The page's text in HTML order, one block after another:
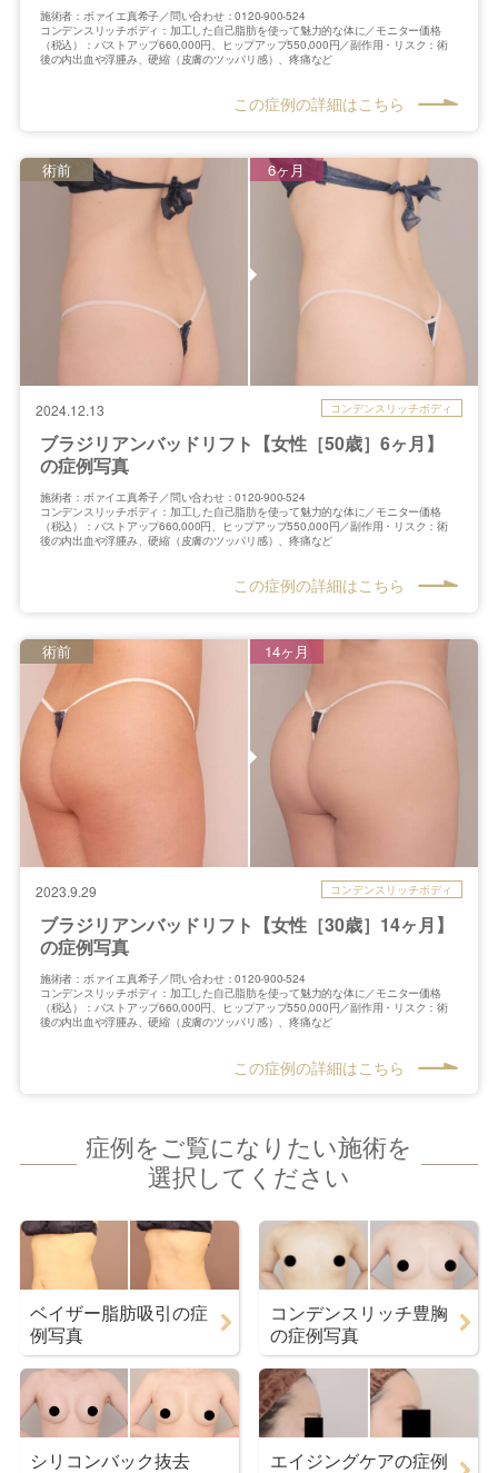
施術者：ボァイエ真希子／問い合わせ：0120-900-524
コンデンスリッチボディ：加工した自己脂肪を使って魅力的な体に／モニター価格
（税込）：バストアップ660,000円、ヒップアップ550,000円／副作用・リスク：術
後の内出血や浮腫み、硬縮（皮膚のツッパリ感）、疼痛など
この症例の詳細はこちら
2024.12.13 コンデンスリッチボディ
ブラジリアンバッドリフト【女性［50歳］6ヶ月】
の症例写真
術前 6ヶ月
施術者：ボァイエ真希子／問い合わせ：0120-900-524
コンデンスリッチボディ：加工した自己脂肪を使って魅力的な体に／モニター価格
（税込）：バストアップ660,000円、ヒップアップ550,000円／副作用・リスク：術
後の内出血や浮腫み、硬縮（皮膚のツッパリ感）、疼痛など
この症例の詳細はこちら
2023.9.29 コンデンスリッチボディ
ブラジリアンバッドリフト【女性［30歳］14ヶ月】
の症例写真
術前 14ヶ月
施術者：ボァイエ真希子／問い合わせ：0120-900-524
コンデンスリッチボディ：加工した自己脂肪を使って魅力的な体に／モニター価格
（税込）：バストアップ660,000円、ヒップアップ550,000円／副作用・リスク：術
後の内出血や浮腫み、硬縮（皮膚のツッパリ感）、疼痛など
この症例の詳細はこちら
症例をご覧になりたい施術を
選択してください
ベイザー脂肪吸引の症
例写真
コンデンスリッチ豊胸
の症例写真
シリコンバック抜去
エイジングケアの症例